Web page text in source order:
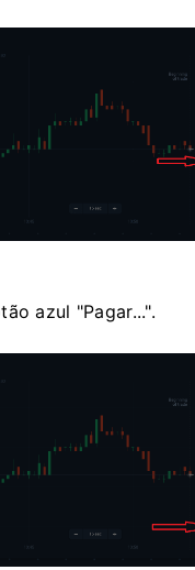
azul "Pagar...".